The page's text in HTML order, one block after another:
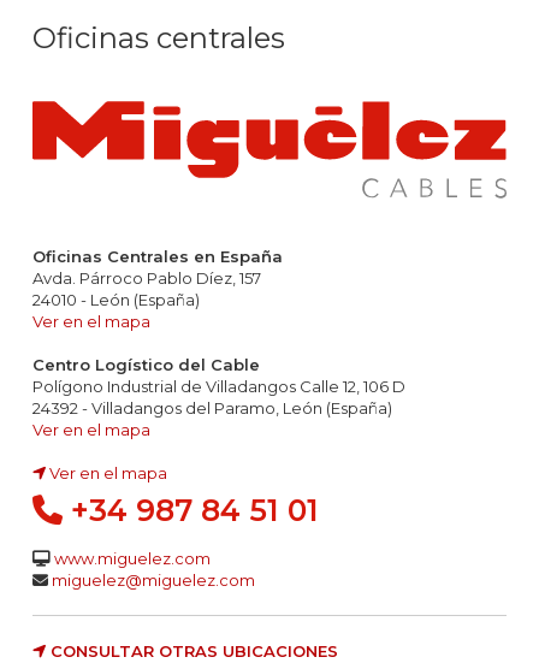
Oficinas centrales
Oficinas Centrales en España
Avda. Párroco Pablo Díez, 157
24010 - León (España)
Ver en el mapa
Centro Logístico del Cable
Polígono Industrial de Villadangos Calle 12, 106 D
24392 - Villadangos del Paramo, León (España)
Ver en el mapa
Ver en el mapa
+34 987 84 51 01
www.miguelez.com
miguelez@miguelez.com
CONSULTAR OTRAS UBICACIONES